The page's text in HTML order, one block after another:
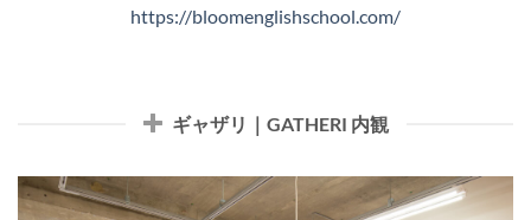
https://bloomenglishschool.com/
ギャザリ｜GATHERI 内観